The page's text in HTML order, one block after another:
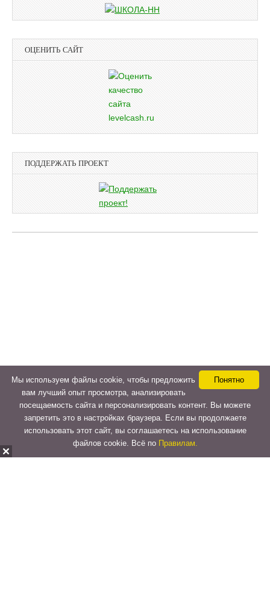
ОЦЕНИТЬ САЙТ
ПОДДЕРЖАТЬ ПРОЕКТ
Понятно
Мы используем файлы cookie, чтобы предложить
вам лучший опыт просмотра, анализировать
посещаемость сайта и персонализировать контент. Вы можете
запретить это в настройках браузера. Если вы продолжаете
использовать этот сайт, вы соглашаетесь на использование
файлов cookie. Всё по Правилам.